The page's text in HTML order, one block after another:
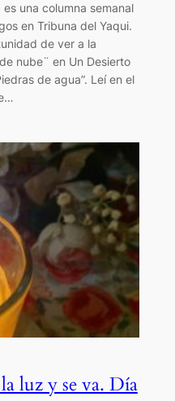
una columna semanal
en Tribuna del Yaqui.
de ver a la
nube¨ en Un Desierto
de agua”. Leí en el
luz y se va. Día